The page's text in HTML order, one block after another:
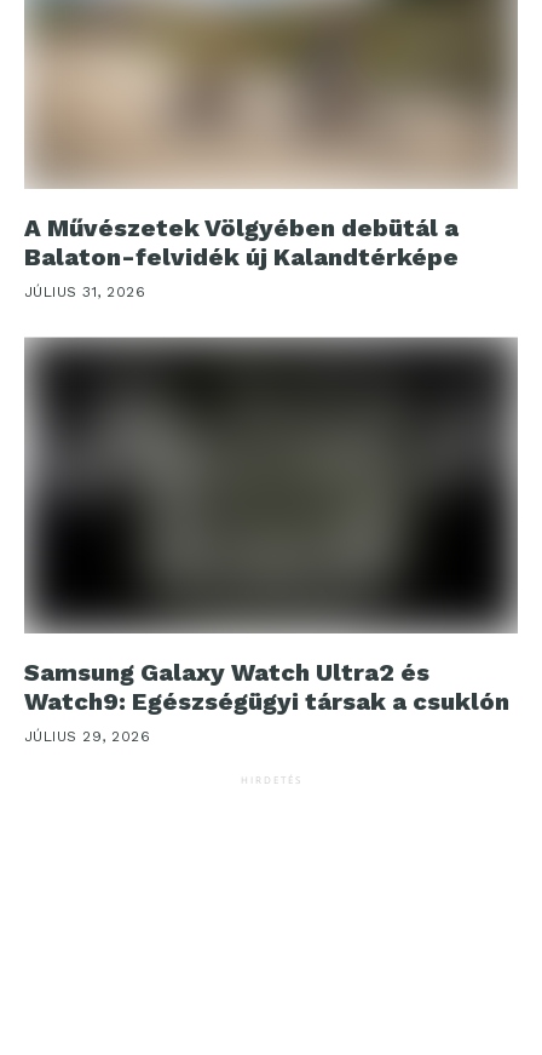
A Művészetek Völgyében debütál a
Balaton-felvidék új Kalandtérképe
JÚLIUS 31, 2026
Samsung Galaxy Watch Ultra2 és
Watch9: Egészségügyi társak a csuklón
JÚLIUS 29, 2026
HIRDETÉS